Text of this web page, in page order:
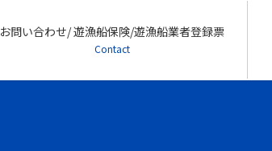
お問い合わせ/ 遊漁船保険/遊漁船業者登録票
Contact